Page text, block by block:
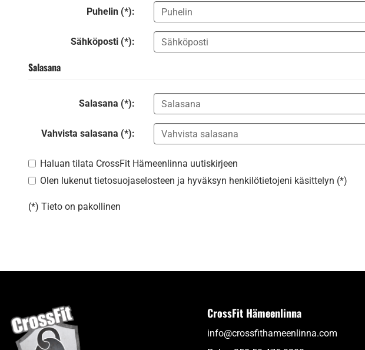
Puhelin (*):
Sähköposti (*):
Salasana
Salasana (*):
Vahvista salasana (*):
Haluan tilata CrossFit Hämeenlinna uutiskirjeen
Olen lukenut tietosuojaselosteen ja hyväksyn henkilötietojeni käsittelyn (*)
(*) Tieto on pakollinen
CrossFit Hämeenlinna
info@crossfithameenlinna.com